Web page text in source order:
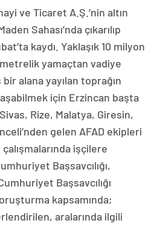
ve Ticaret A.Ş.’nin altın
Sahası’nda çıkarılıp
kaydı. Yaklaşık 10 milyon
yamaçtan vadiye
alana yayılan toprağın
için Erzincan başta
Rize, Malatya, Giresin,
gelen AFAD ekipleri
işçilere
Başsavcılığı,
Başsavcılığı
kapsamında;
aralarında ilgili